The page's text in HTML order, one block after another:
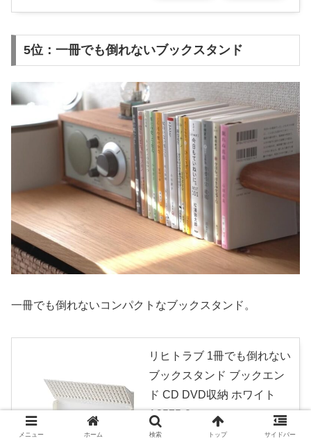
5位：一冊でも倒れないブックスタンド
一冊でも倒れないコンパクトなブックスタンド。
リヒトラブ 1冊でも倒れない
ブックスタンド ブックエン
ド CD DVD収納 ホワイト
A3575-0
created by
メニュー ホーム 検索 トップ サイドバー